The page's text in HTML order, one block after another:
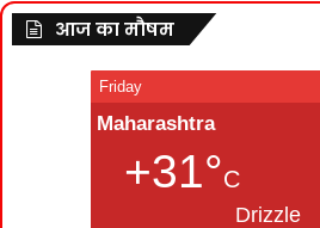
आज का मौषम
Friday
Maharashtra
+31°C
Drizzle